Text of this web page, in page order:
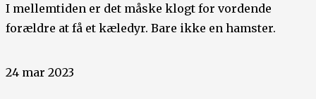
I mellemtiden er det måske klogt for vordende
forældre at få et kæledyr. Bare ikke en hamster.
24 mar 2023